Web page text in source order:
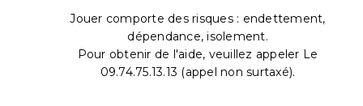
Jouer comporte des risques : endettement,
dépendance, isolement.
Pour obtenir de l'aide, veuillez appeler Le
09.74.75.13.13 (appel non surtaxé).